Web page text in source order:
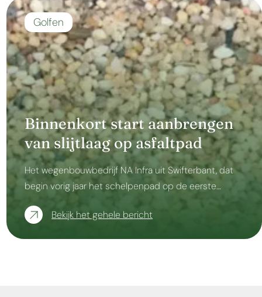
Binnenkort start aanbrengen
van slijtlaag op asfaltpad
Golfen
Het wegenbouwbedrijf NA Infra uit Swifterbant, dat
begin vorig jaar het schelpenpad op de eerste…
Bekijk het gehele bericht